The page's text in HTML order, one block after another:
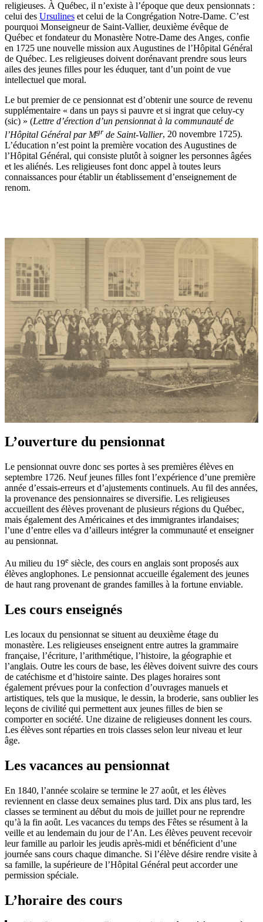
religieuses. À Québec, il n’existe à l’époque que deux pensionnats :
celui des Ursulines et celui de la Congrégation Notre-Dame. C’est
pourquoi Monseigneur de Saint-Vallier, deuxième évêque de
Québec et fondateur du Monastère Notre-Dame des Anges, confie
en 1725 une nouvelle mission aux Augustines de l’Hôpital Général
de Québec. Les religieuses doivent dorénavant prendre sous leurs
ailes des jeunes filles pour les éduquer, tant d’un point de vue
intellectuel que moral.
Le but premier de ce pensionnat est d’obtenir une source de revenu
supplémentaire « dans un pays si pauvre et si ingrat que celuy-cy
(sic) » (Lettre d’érection d’un pensionnat à la communauté de
l’Hôpital Général par Mgr de Saint-Vallier, 20 novembre 1725).
L’éducation n’est point la première vocation des Augustines de
l’Hôpital Général, qui consiste plutôt à soigner les personnes âgées
et les aliénés. Les religieuses font donc appel à toutes leurs
connaissances pour établir un établissement d’enseignement de
renom.
L’ouverture du pensionnat
Le pensionnat ouvre donc ses portes à ses premières élèves en
septembre 1726. Neuf jeunes filles font l’expérience d’une première
année d’essais-erreurs et d’ajustements continuels. Au fil des années,
la provenance des pensionnaires se diversifie. Les religieuses
accueillent des élèves provenant de plusieurs régions du Québec,
mais également des Américaines et des immigrantes irlandaises;
l’une d’entre elles va d’ailleurs intégrer la communauté et enseigner
au pensionnat.
Au milieu du 19e siècle, des cours en anglais sont proposés aux
élèves anglophones. Le pensionnat accueille également des jeunes
de haut rang provenant de grandes familles à la fortune enviable.
Les cours enseignés
Les locaux du pensionnat se situent au deuxième étage du
monastère. Les religieuses enseignent entre autres la grammaire
française, l’écriture, l’arithmétique, l’histoire, la géographie et
l’anglais. Outre les cours de base, les élèves doivent suivre des cours
de catéchisme et d’histoire sainte. Des plages horaires sont
également prévues pour la confection d’ouvrages manuels et
artistiques, tels que la musique, le dessin, la broderie, sans oublier les
leçons de civilité qui permettent aux jeunes filles de bien se
comporter en société. Une dizaine de religieuses donnent les cours.
Les élèves sont réparties en trois classes selon leur niveau et leur
âge.
Les vacances au pensionnat
En 1840, l’année scolaire se termine le 27 août, et les élèves
reviennent en classe deux semaines plus tard. Dix ans plus tard, les
classes se terminent au début du mois de juillet pour ne reprendre
qu’à la fin août. Les vacances du temps des Fêtes se résument à la
veille et au lendemain du jour de l’An. Les élèves peuvent recevoir
leur famille au parloir les jeudis après-midi et bénéficient d’une
journée sans cours chaque dimanche. Si l’élève désire rendre visite à
sa famille, la supérieure de l’Hôpital Général peut accorder une
permission spéciale.
L’horaire des cours